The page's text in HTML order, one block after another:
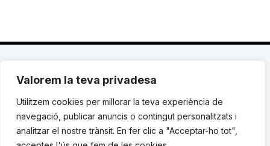
Valorem la teva privadesa
Utilitzem cookies per millorar la teva experiència de
navegació, publicar anuncis o contingut personalitzats i
analitzar el nostre trànsit. En fer clic a "Acceptar-ho tot",
C. Avinyó 44, 2n | 08002 Barcelona |
119 03 72|institut@idhc.org
© Institut de Drets Humans de Catalunya.